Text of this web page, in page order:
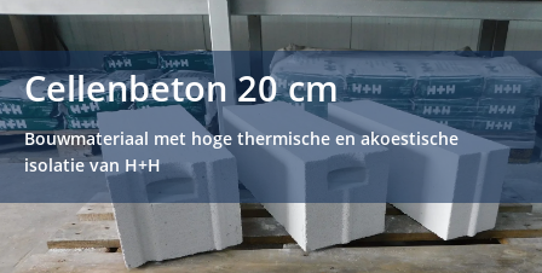
Cellenbeton 20 cm
Bouwmateriaal met hoge thermische en akoestische
isolatie van H+H